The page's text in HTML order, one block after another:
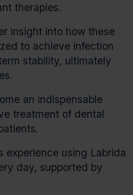
therapies.
insight into how these
to achieve infection
stability, ultimately
an indispensable
treatment of dental
experience using Labrida
day, supported by